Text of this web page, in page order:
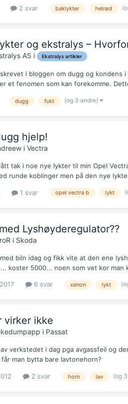
2 svar baklykter helrød
og ekstralys –
AS i Ekstralys artikler
i bloggen om dugg og kondens i
et fenomen som kan forekomme.
dugg fukt (og 3 andre)
hjelp!
i Vectra
tak i noe nye lykter til min Opel
runde koblinger men på den nye
1 svar opel vectra b lykt
Lyshøyderegulator??
i Skoda
biln idag og fikk vite at den ene
koster 5000... noen som vet kor
6 svar xenon lykt
virker ikke
i Passat
verkstedet i dag pga avgassfeil og
man bytta bare lavtonehorn?
2 svar horn lav (og